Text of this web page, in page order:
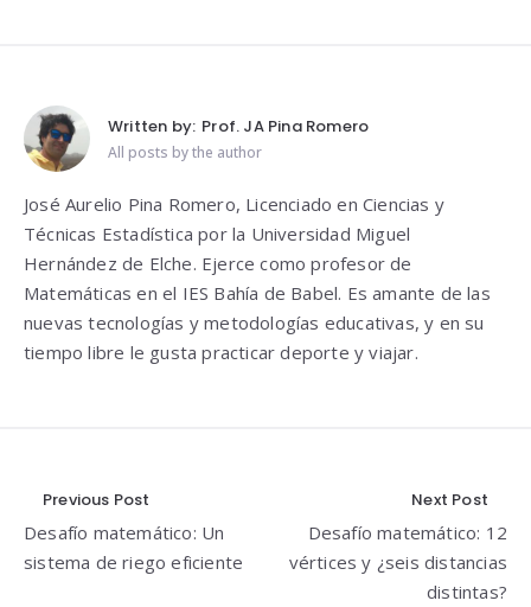
Written by: Prof. JA Pina Romero
All posts by the author
José Aurelio Pina Romero, Licenciado en Ciencias y
Técnicas Estadística por la Universidad Miguel
Hernández de Elche. Ejerce como profesor de
Matemáticas en el IES Bahía de Babel. Es amante de las
nuevas tecnologías y metodologías educativas, y en su
tiempo libre le gusta practicar deporte y viajar.
Navegación
de
entradas
Previous Post
Desafío matemático: Un
sistema de riego eficiente
Next Post
Desafío matemático: 12
vértices y ¿seis distancias
distintas?